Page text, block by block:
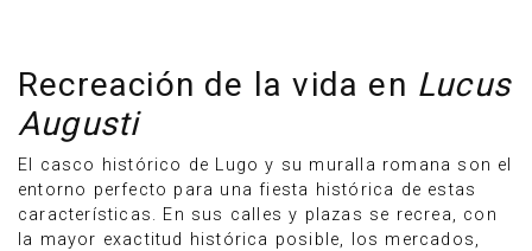
Recreación de la vida en Lucus
Augusti
El casco histórico de Lugo y su muralla romana son el
entorno perfecto para una fiesta histórica de estas
características. En sus calles y plazas se recrea, con
la mayor exactitud histórica posible, los mercados,